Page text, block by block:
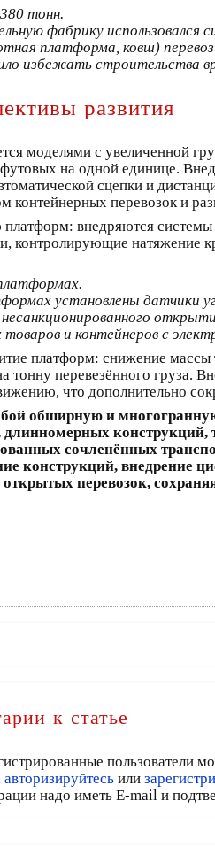
тонн.
фабрику использовался
платформа, ковш)
избежать строительства
развития
моделями с увеличенной
на одной единице.
сцепки и
контейнерных перевозок и
внедряются
контролирующие натяжение
установлены датчики
и контейнеров с
платформ: снижение
перевезённого груза.
что дополнительно
обширную и
сочленённых
конструкций, внедрение
перевозок,
к статье
пользователи
авторизируйтесь или
надо иметь E-mail и